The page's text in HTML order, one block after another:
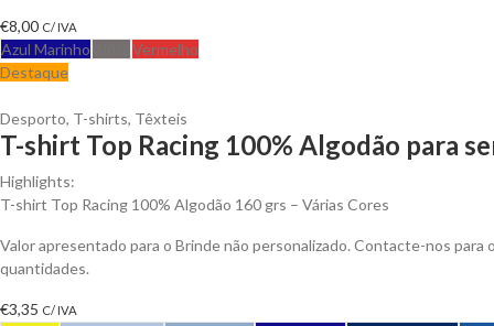
€8,00 C/ IVA
Azul Marinho
Vermelho
Destaque
Desporto, T-shirts, Têxteis
T-shirt Top Racing 100% Algodão para
Highlights:
T-shirt Top Racing 100% Algodão 160 grs – Várias Cores
Valor apresentado para o Brinde não personalizado. Contacte-nos
quantidades.
€3,35 C/ IVA